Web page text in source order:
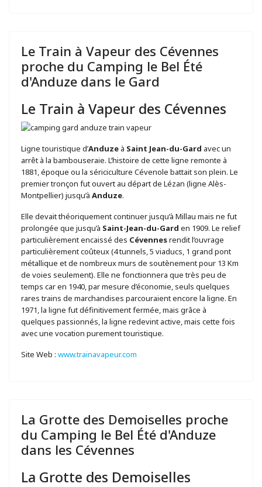
Le Train à Vapeur des Cévennes
proche du Camping le Bel Été
d'Anduze dans le Gard
Le Train à Vapeur des Cévennes
Ligne touristique d’Anduze à Saint Jean-du-Gard avec un
arrêt à la bambouseraie. L’histoire de cette ligne remonte à
1881, époque ou la sériciculture Cévenole battait son plein. Le
premier tronçon fut ouvert au départ de Lézan (ligne Alès-
Montpellier) jusqu’à Anduze.
Elle devait théoriquement continuer jusqu’à Millau mais ne fut
prolongée que jusqu’à Saint-Jean-du-Gard en 1909. Le relief
particulièrement encaissé des Cévennesrendit l’ouvrage
particulièrement coûteux (4 tunnels, 5 viaducs, 1 grand pont
métallique et de nombreux murs de soutènement pour 13 Km
de voies seulement). Elle ne fonctionnera que très peu de
temps car en 1940, par mesure d’économie, seuls quelques
rares trains de marchandises parcouraient encore la ligne. En
1971, la ligne fut définitivement fermée, mais grâce à
quelques passionnés, la ligne redevint active, mais cette fois
avec une vocation purement touristique.
Site Web : www.trainavapeur.com
La Grotte des Demoiselles proche
du Camping le Bel Été d'Anduze
dans les Cévennes
La Grotte des Demoiselles